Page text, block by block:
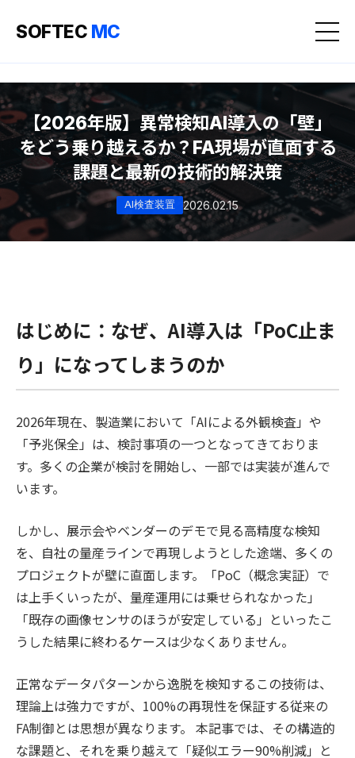
SOFTEC MC
【2026年版】異常検知AI導入の「壁」
をどう乗り越えるか？FA現場が直面する
課題と最新の技術的解決策
AI検査装置 2026.02.15
はじめに：なぜ、AI導入は「PoC止ま
り」になってしまうのか
2026年現在、製造業において「AIによる外観検査」や
「予兆保全」は、検討事項の一つとなってきておりま
す。多くの企業が検討を開始し、一部では実装が進んで
います。
しかし、展示会やベンダーのデモで見る高精度な検知
を、自社の量産ラインで再現しようとした途端、多くの
プロジェクトが壁に直面します。「PoC（概念実証）で
は上手くいったが、量産運用には乗せられなかった」
「既存の画像センサのほうが安定している」といったこ
うした結果に終わるケースは少なくありません。
正常なデータパターンから逸脱を検知するこの技術は、
理論上は強力ですが、100%の再現性を保証する従来の
FA制御とは思想が異なります。 本記事では、その構造的
な課題と、それを乗り越えて「疑似エラー90%削減」と